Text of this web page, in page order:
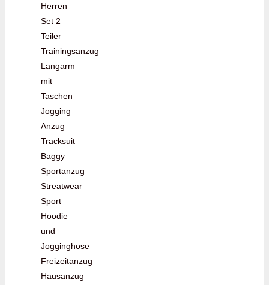
Herren
Set 2
Teiler
Trainingsanzug
Langarm
mit
Taschen
Jogging
Anzug
Tracksuit
Baggy
Sportanzug
Streatwear
Sport
Hoodie
und
Jogginghose
Freizeitanzug
Hausanzug